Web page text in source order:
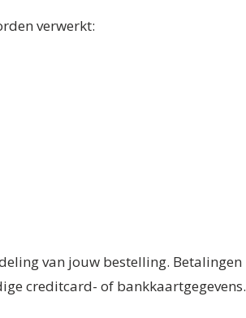
verwerkt:
van jouw bestelling. Betalingen
creditcard- of bankkaartgegevens.